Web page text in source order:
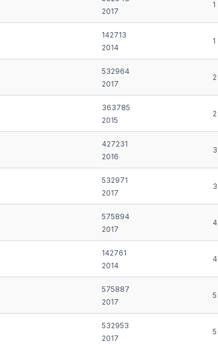
2017
1
142713
2014
1
532964
2017
2
363785
2015
2
427231
2016
3
532971
2017
3
575894
2017
4
142761
2014
4
575887
2017
5
532953
2017
5